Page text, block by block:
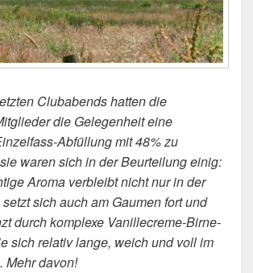
Clubabends hatten die
die Gelegenheit eine
Abfüllung mit 48% zu
waren sich in der Beurteilung einig:
Aroma verbleibt nicht nur in der
sich auch am Gaumen fort und
durch komplexe Vanillecreme-Birne-
sich relativ lange, weich und voll im
Mehr davon!